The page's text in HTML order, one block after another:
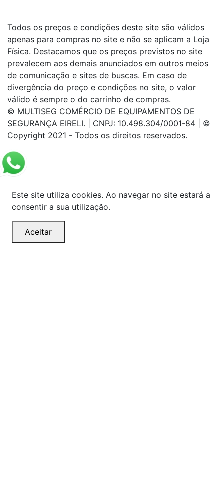
Todos os preços e condições deste site são válidos
apenas para compras no site e não se aplicam a Loja
Física. Destacamos que os preços previstos no site
prevalecem aos demais anunciados em outros meios
de comunicação e sites de buscas. Em caso de
divergência do preço e condições no site, o valor
válido é sempre o do carrinho de compras.
© MULTISEG COMÉRCIO DE EQUIPAMENTOS DE
SEGURANÇA EIRELI. | CNPJ: 10.498.304/0001-84 | ©
Copyright 2021 - Todos os direitos reservados.
Este site utiliza cookies. Ao navegar no site estará a
consentir a sua utilização.
Aceitar